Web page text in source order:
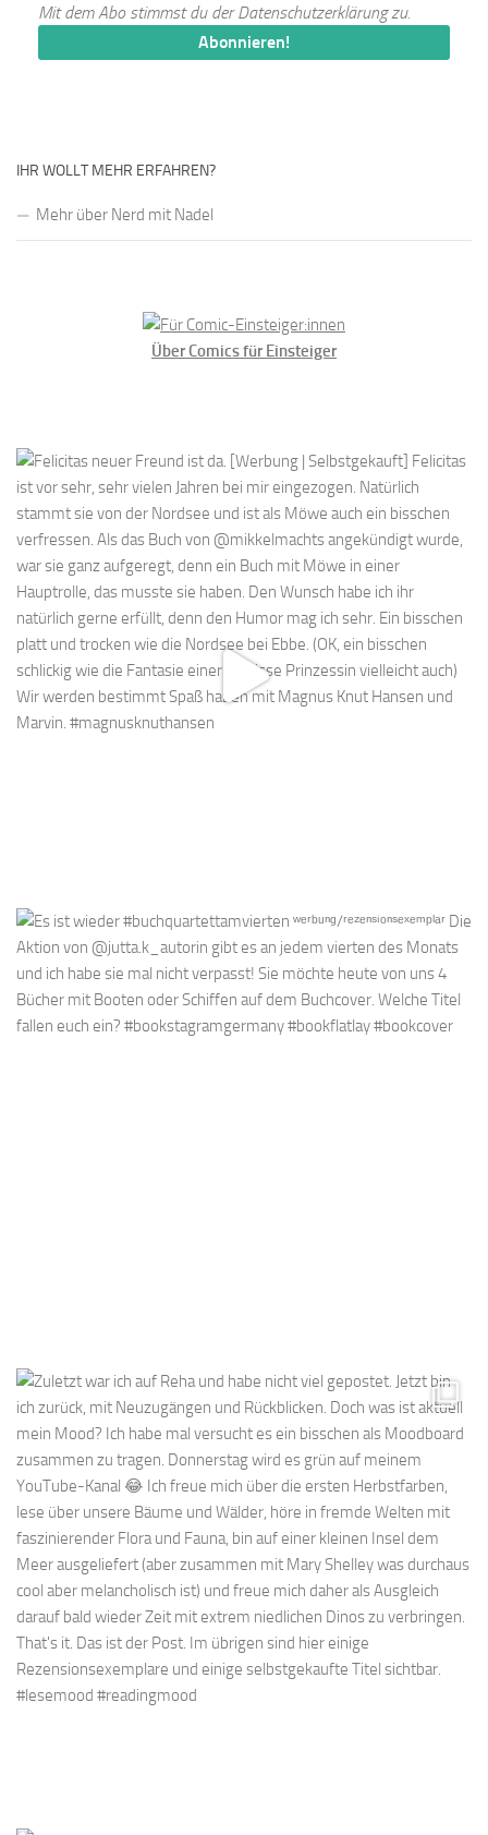
Mit dem Abo stimmst du derDatenschutzerklärungzu.
IHR WOLLT MEHR ERFAHREN?
Mehr über Nerd mit Nadel
Über Comics für Einsteiger